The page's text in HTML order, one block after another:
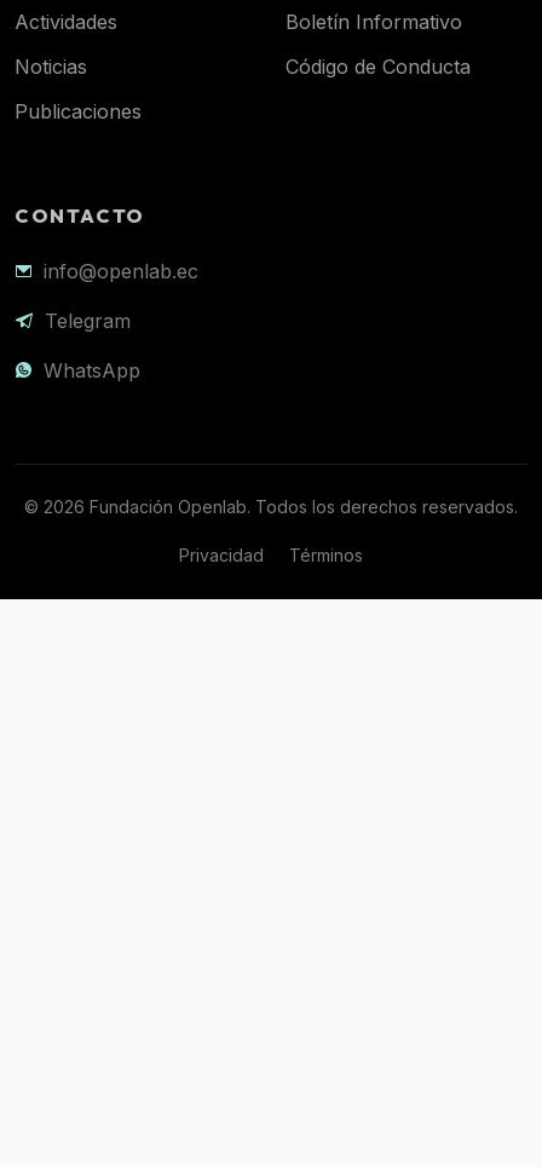
Actividades
Noticias
Publicaciones
Boletín Informativo
Código de Conducta
CONTACTO
info@openlab.ec
Telegram
WhatsApp
© 2026 Fundación Openlab. Todos los derechos reservados.
Privacidad Términos